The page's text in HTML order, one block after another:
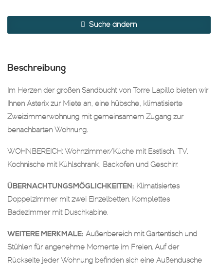
Suche ändern
Beschreibung
Im Herzen der großen Sandbucht von Torre Lapillo bieten wir
Ihnen Asterix zur Miete an, eine hübsche, klimatisierte
Zweizimmerwohnung mit gemeinsamem Zugang zur
benachbarten Wohnung.
WOHNBEREICH: Wohnzimmer/Küche mit Esstisch, TV.
Kochnische mit Kühlschrank, Backofen und Geschirr.
ÜBERNACHTUNGSMÖGLICHKEITEN: Klimatisiertes
Doppelzimmer mit zwei Einzelbetten. Komplettes
Badezimmer mit Duschkabine.
WEITERE MERKMALE: Außenbereich mit Gartentisch und
Stühlen für angenehme Momente im Freien. Auf der
Rückseite jeder Wohnung befinden sich eine Außendusche